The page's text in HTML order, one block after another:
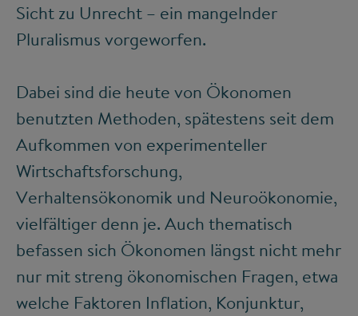
Sicht zu Unrecht – ein mangelnder
Pluralismus vorgeworfen.
Dabei sind die heute von Ökonomen
benutzten Methoden, spätestens seit dem
Aufkommen von experimenteller
Wirtschaftsforschung,
Verhaltensökonomik und Neuroökonomie,
vielfältiger denn je. Auch thematisch
befassen sich Ökonomen längst nicht mehr
nur mit streng ökonomischen Fragen, etwa
welche Faktoren Inflation, Konjunktur,